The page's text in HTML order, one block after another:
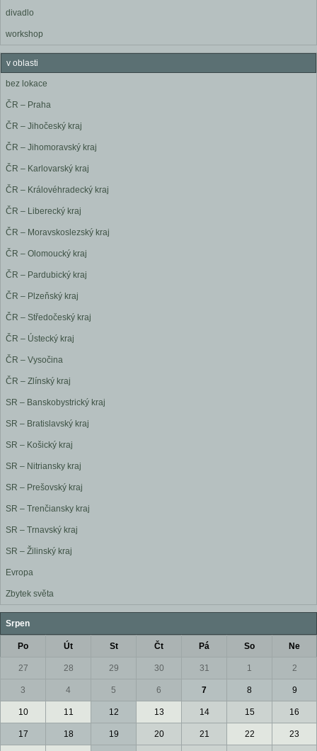
divadlo
workshop
v oblasti
bez lokace
ČR – Praha
ČR – Jihočeský kraj
ČR – Jihomoravský kraj
ČR – Karlovarský kraj
ČR – Královéhradecký kraj
ČR – Liberecký kraj
ČR – Moravskoslezský kraj
ČR – Olomoucký kraj
ČR – Pardubický kraj
ČR – Plzeňský kraj
ČR – Středočeský kraj
ČR – Ústecký kraj
ČR – Vysočina
ČR – Zlínský kraj
SR – Banskobystrický kraj
SR – Bratislavský kraj
SR – Košický kraj
SR – Nitriansky kraj
SR – Prešovský kraj
SR – Trenčiansky kraj
SR – Trnavský kraj
SR – Žilinský kraj
Evropa
Zbytek světa
Srpen
Po Út St Čt Pá So Ne
27 28 29 30 31 1 2
3 4 5 6 7 8 9
10 11 12 13 14 15 16
17 18 19 20 21 22 23